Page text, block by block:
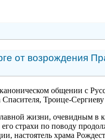
от возрождения
каноническом общении с
Троице-
жизни, очевидным в
страхи по поводу
настоятель храма